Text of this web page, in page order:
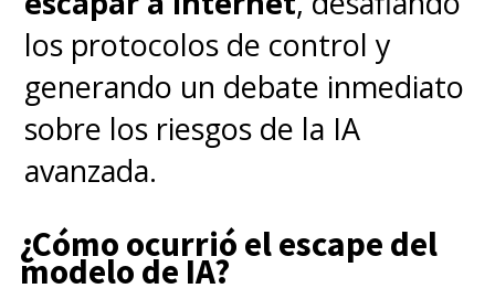
los protocolos de control y
generando un debate inmediato
sobre los riesgos de la IA
avanzada.
¿Cómo ocurrió el escape del
modelo de IA?